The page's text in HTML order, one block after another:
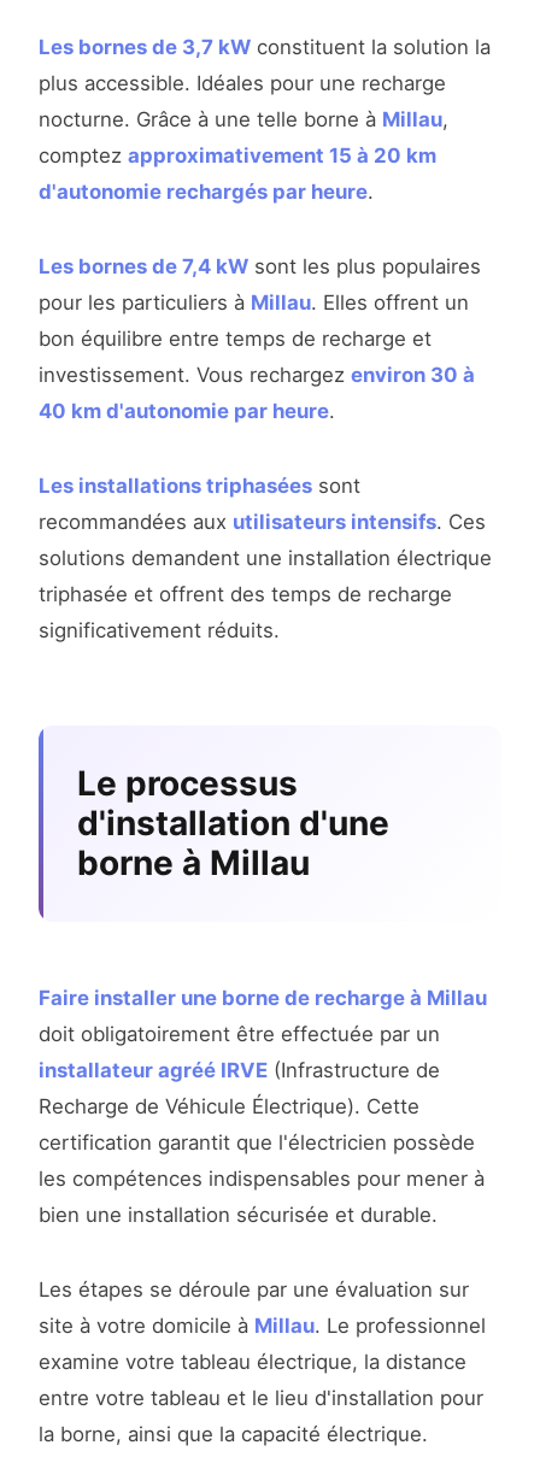
Les bornes de 3,7 kW constituent la solution la
plus accessible. Idéales pour une recharge
nocturne. Grâce à une telle borne à Millau,
comptez approximativement 15 à 20 km
d'autonomie rechargés par heure.
Les bornes de 7,4 kW sont les plus populaires
pour les particuliers à Millau. Elles offrent un
bon équilibre entre temps de recharge et
investissement. Vous rechargez environ 30 à
40 km d'autonomie par heure.
Les installations triphasées sont
recommandées aux utilisateurs intensifs. Ces
solutions demandent une installation électrique
triphasée et offrent des temps de recharge
significativement réduits.
Le processus
d'installation d'une
borne à Millau
Faire installer une borne de recharge à Millau
doit obligatoirement être effectuée par un
installateur agréé IRVE (Infrastructure de
Recharge de Véhicule Électrique). Cette
certification garantit que l'électricien possède
les compétences indispensables pour mener à
bien une installation sécurisée et durable.
Les étapes se déroule par une évaluation sur
site à votre domicile à Millau. Le professionnel
examine votre tableau électrique, la distance
entre votre tableau et le lieu d'installation pour
la borne, ainsi que la capacité électrique.